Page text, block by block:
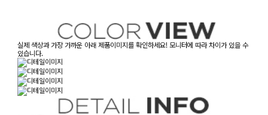
실제 색상과 가장 가까운 아래 제품이미지를 확인하세요! 모니터에 따라 차이가 있을 수
있습니다.